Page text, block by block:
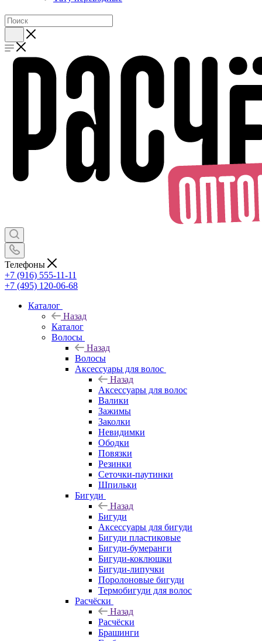
Телефоны
+7 (916) 555-11-11
+7 (495) 120-06-68
Каталог
Назад
Каталог
Волосы
Назад
Волосы
Аксессуары для волос
Назад
Аксессуары для волос
Валики
Зажимы
Заколки
Невидимки
Ободки
Повязки
Резинки
Сеточки-паутинки
Шпильки
Бигуди
Назад
Бигуди
Аксессуары для бигуди
Бигуди пластиковые
Бигуди-бумеранги
Бигуди-коклюшки
Бигуди-липучки
Поролоновые бигуди
Термобигуди для волос
Расчёски
Назад
Расчёски
Брашинги